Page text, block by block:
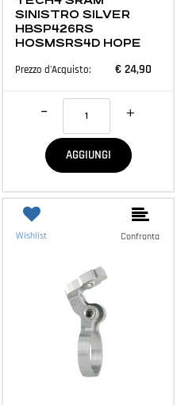
SINISTRO SILVER
HBSP426RS
HOSMSRS4D HOPE
Prezzo d'Acquisto: € 24,90
AGGIUNGI
Wishlist Confronta